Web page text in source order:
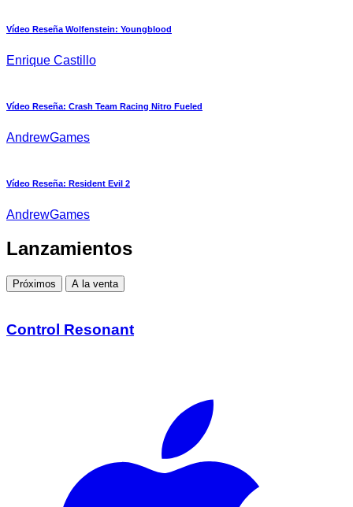
Vídeo Reseña Wolfenstein: Youngblood
Enrique Castillo
Vídeo Reseña: Crash Team Racing Nitro Fueled
AndrewGames
Vídeo Reseña: Resident Evil 2
AndrewGames
Lanzamientos
Próximos A la venta
Control Resonant